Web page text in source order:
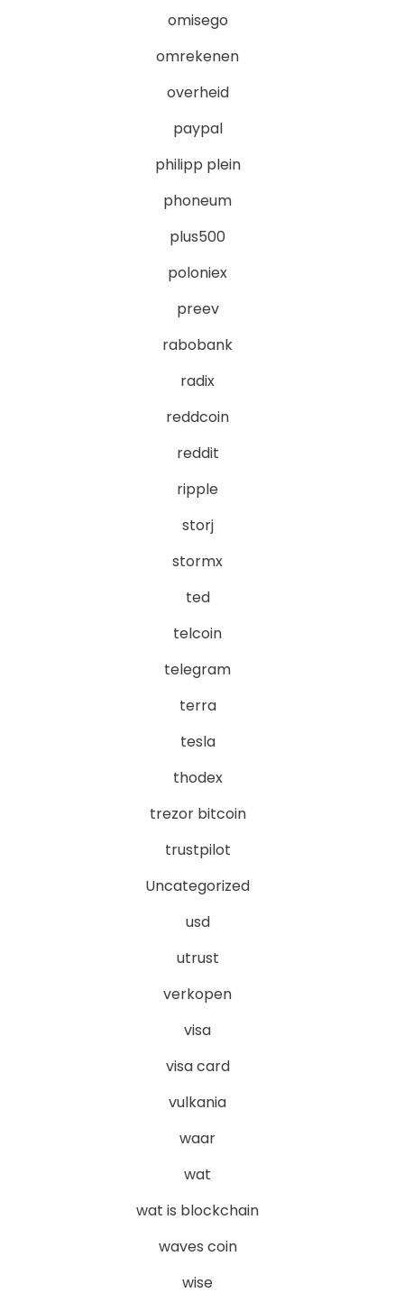
omisego
omrekenen
overheid
paypal
philipp plein
phoneum
plus500
poloniex
preev
rabobank
radix
reddcoin
reddit
ripple
storj
stormx
ted
telcoin
telegram
terra
tesla
thodex
trezor bitcoin
trustpilot
Uncategorized
usd
utrust
verkopen
visa
visa card
vulkania
waar
wat
wat is blockchain
waves coin
wise